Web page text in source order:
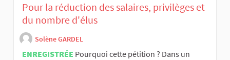
Pour la réduction des salaires, privilèges et
du nombre d'élus
Solène GARDEL
ENREGISTRÉE Pourquoi cette pétition ? Dans un